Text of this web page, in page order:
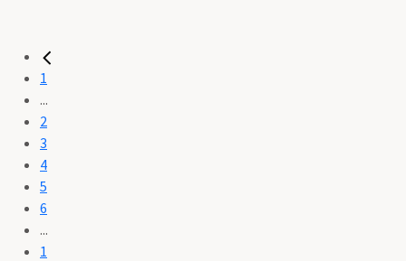
1
...
2
3
4
5
6
...
1